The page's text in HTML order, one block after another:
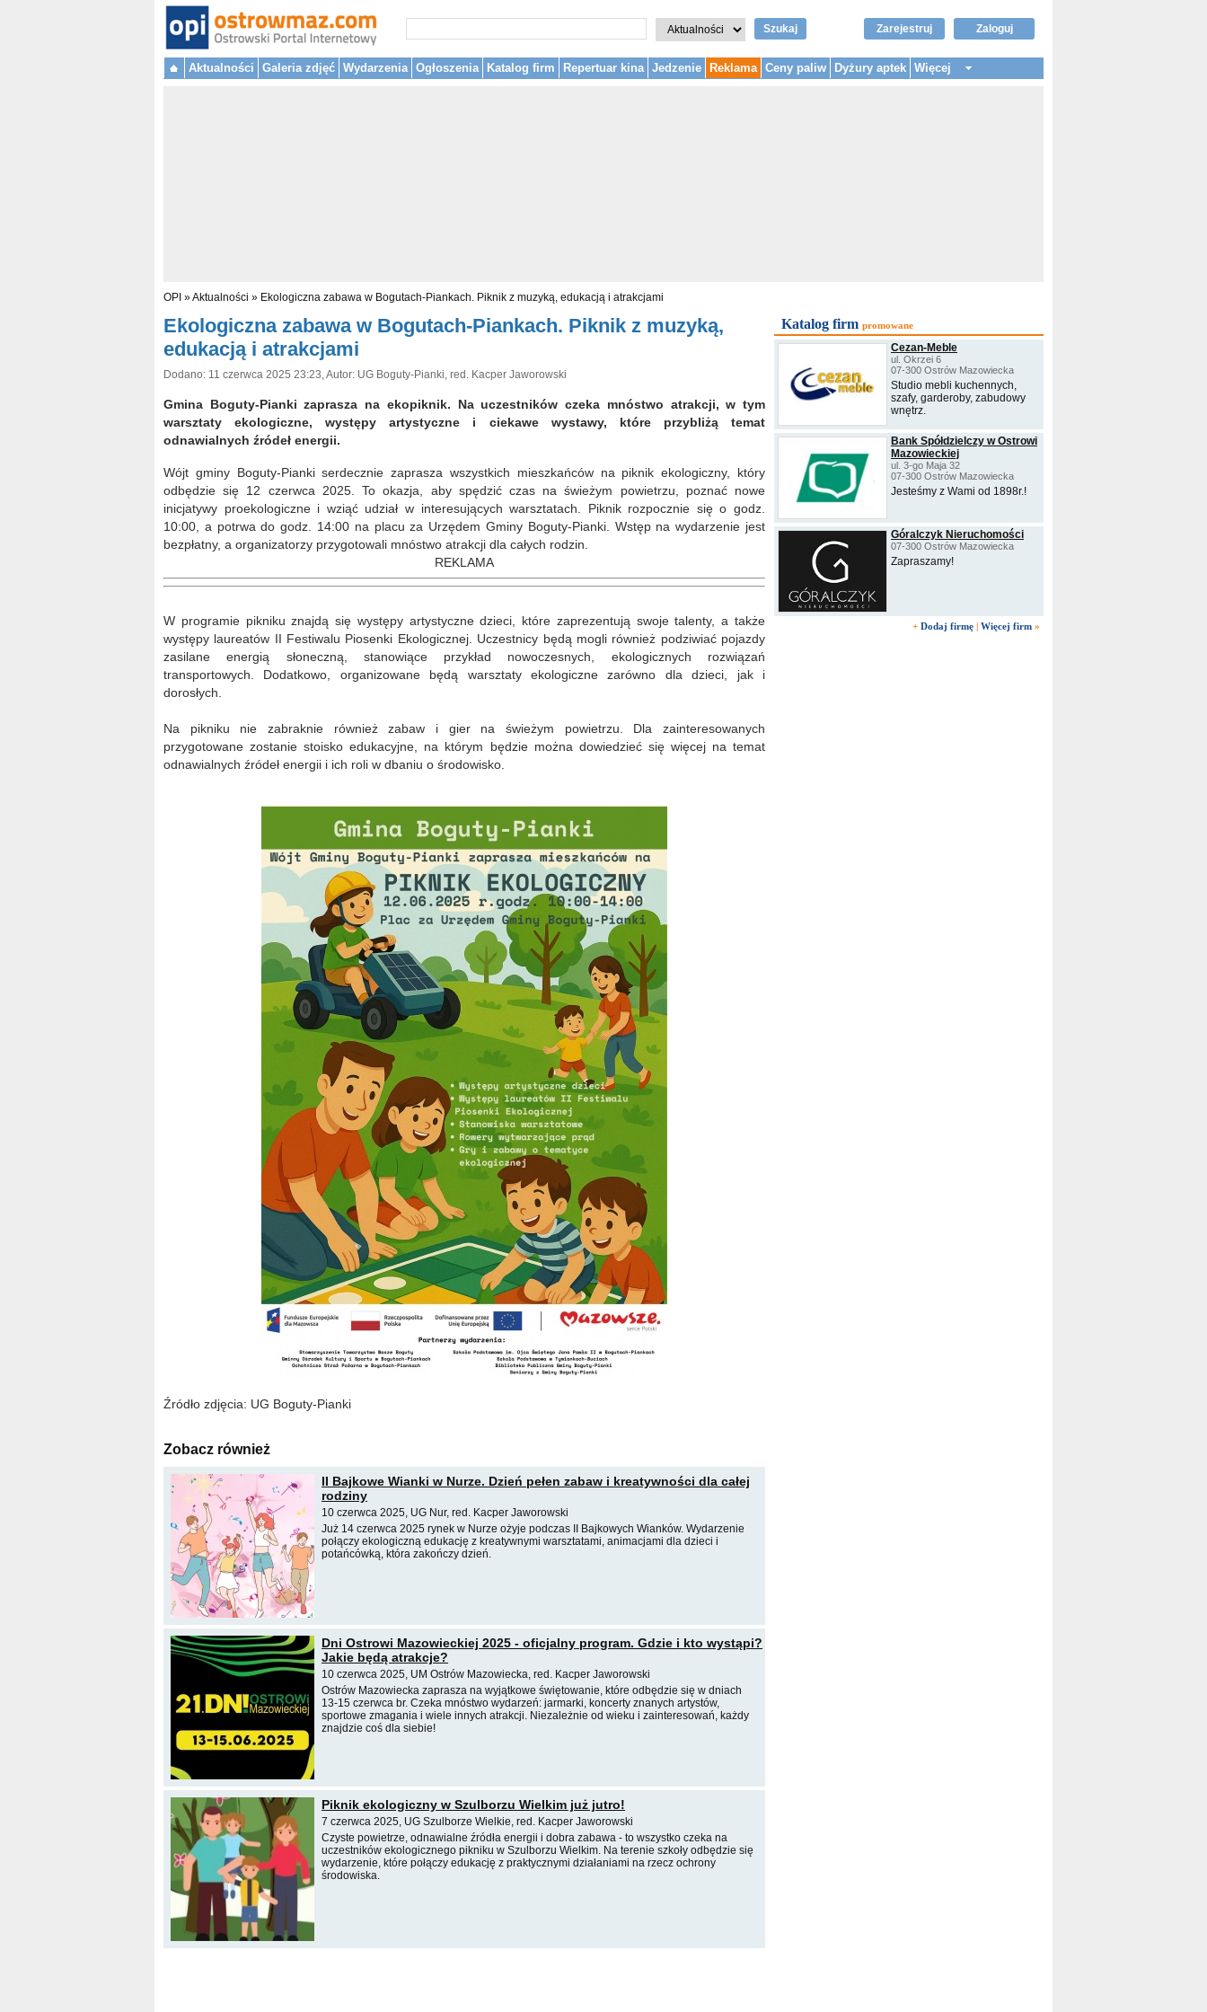
Szukaj Zaloguj
Zarejestruj
Aktualności Galeria zdjęć Wydarzenia Ogłoszenia Katalog firm Repertuar kina Jedzenie Reklama Ceny paliw Dyżury aptek Więcej
OPI »Aktualności » Ekologiczna zabawa w Bogutach-Piankach. Piknik z muzyką, edukacją i atrakcjami
Ekologiczna zabawa w Bogutach-Piankach. Piknik z muzyką,
edukacją i atrakcjami
Dodano: 11 czerwca 2025 23:23, Autor: UG Boguty-Pianki, red. Kacper Jaworowski
Gmina Boguty-Pianki zaprasza na ekopiknik. Na uczestników czeka mnóstwo atrakcji, w tym
warsztaty ekologiczne, występy artystyczne i ciekawe wystawy, które przybliżą temat
odnawialnych źródeł energii.
Wójt gminy Boguty-Pianki serdecznie zaprasza wszystkich mieszkańców na piknik ekologiczny, który
odbędzie się 12 czerwca 2025. To okazja, aby spędzić czas na świeżym powietrzu, poznać nowe
inicjatywy proekologiczne i wziąć udział w interesujących warsztatach. Piknik rozpocznie się o godz.
10:00, a potrwa do godz. 14:00 na placu za Urzędem Gminy Boguty-Pianki. Wstęp na wydarzenie jest
bezpłatny, a organizatorzy przygotowali mnóstwo atrakcji dla całych rodzin.
REKLAMA
W programie pikniku znajdą się występy artystyczne dzieci, które zaprezentują swoje talenty, a także
występy laureatów II Festiwalu Piosenki Ekologicznej. Uczestnicy będą mogli również podziwiać pojazdy
zasilane energią słoneczną, stanowiące przykład nowoczesnych, ekologicznych rozwiązań
transportowych. Dodatkowo, organizowane będą warsztaty ekologiczne zarówno dla dzieci, jak i
dorosłych.
Na pikniku nie zabraknie również zabaw i gier na świeżym powietrzu. Dla zainteresowanych
przygotowane zostanie stoisko edukacyjne, na którym będzie można dowiedzieć się więcej na temat
odnawialnych źródeł energii i ich roli w dbaniu o środowisko.
Źródło zdjęcia: UG Boguty-Pianki
Zobacz również
II Bajkowe Wianki w Nurze. Dzień pełen zabaw i kreatywności dla całej
rodziny
10 czerwca 2025, UG Nur, red. Kacper Jaworowski
Już 14 czerwca 2025 rynek w Nurze ożyje podczas II Bajkowych Wianków. Wydarzenie
połączy ekologiczną edukację z kreatywnymi warsztatami, animacjami dla dzieci i
potańcówką, która zakończy dzień.
Dni Ostrowi Mazowieckiej 2025 - oficjalny program. Gdzie i kto wystąpi?
Jakie będą atrakcje?
10 czerwca 2025, UM Ostrów Mazowiecka, red. Kacper Jaworowski
Ostrów Mazowiecka zaprasza na wyjątkowe świętowanie, które odbędzie się w dniach
13-15 czerwca br. Czeka mnóstwo wydarzeń: jarmarki, koncerty znanych artystów,
sportowe zmagania i wiele innych atrakcji. Niezależnie od wieku i zainteresowań, każdy
znajdzie coś dla siebie!
Piknik ekologiczny w Szulborzu Wielkim już jutro!
7 czerwca 2025, UG Szulborze Wielkie, red. Kacper Jaworowski
Czyste powietrze, odnawialne źródła energii i dobra zabawa - to wszystko czeka na
uczestników ekologicznego pikniku w Szulborzu Wielkim. Na terenie szkoły odbędzie się
wydarzenie, które połączy edukację z praktycznymi działaniami na rzecz ochrony
środowiska.
Katalog firm promowane
Cezan-Meble
ul. Okrzei 6
07-300 Ostrów Mazowiecka
Studio mebli kuchennych,
szafy, garderoby, zabudowy
wnętrz.
Bank Spółdzielczy w Ostrowi
Mazowieckiej
ul. 3-go Maja 32
07-300 Ostrów Mazowiecka
Jesteśmy z Wami od 1898r.!
Góralczyk Nieruchomości
07-300 Ostrów Mazowiecka
Zapraszamy!
+ Dodaj firmę | Więcej firm »